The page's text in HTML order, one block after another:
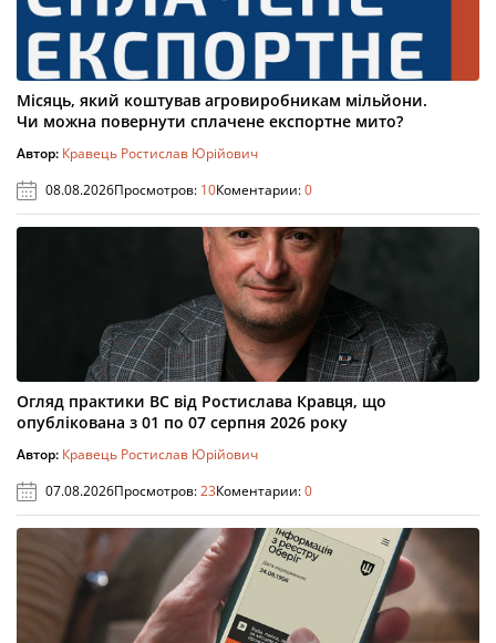
Місяць, який коштував агровиробникам мільйони.
Чи можна повернути сплачене експортне мито?
Автор: Кравець Ростислав Юрійович
08.08.2026Просмотров: 10Коментарии:0
Огляд практики ВС від Ростислава Кравця, що
опублікована з 01 по 07 серпня 2026 року
Автор: Кравець Ростислав Юрійович
07.08.2026Просмотров:23Коментарии:0